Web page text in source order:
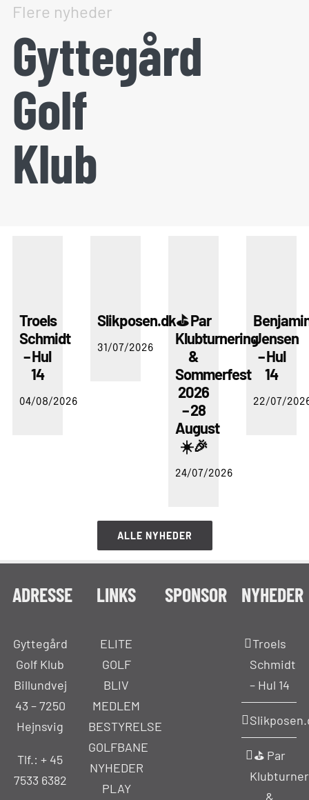
Flere nyheder
Gyttegård
Golf
Klub
Troels
Schmidt
– Hul
14
04/08/2026
Slikposen.dk
31/07/2026
⛳ Par
Klubturnering
&
Sommerfest
2026
– 28
August
☀️🎉
24/07/2026
Jensen
– Hul
14
22/07/
ALLE NYHEDER
ADRESSE
Gyttegård
Golf Klub
Billundvej
43 – 7250
Hejnsvig
Tlf.: + 45
7533 6382
LINKS
ELITE
GOLF
BLIV
MEDLEM
BESTYRELSE
GOLFBANE
NYHEDER
PLAY
SPONSOR NYHEDER
Troels
Schmidt
– Hul 14
⛳ Par
&